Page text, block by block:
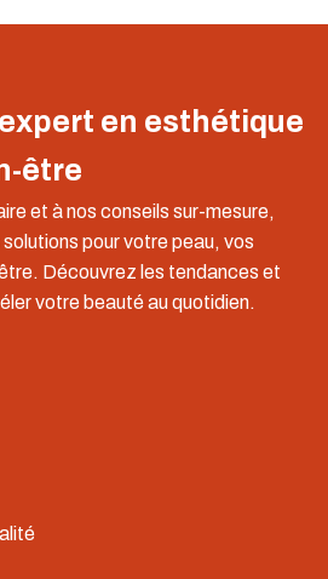
en esthétique
être
et à nos conseils sur-mesure,
pour votre peau, vos
Découvrez les tendances et
votre beauté au quotidien.